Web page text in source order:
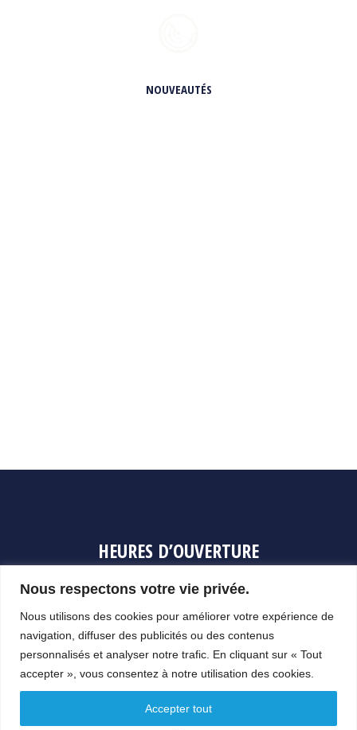
Nous respectons votre vie privée.
Nous utilisons des cookies pour améliorer votre expérience de
navigation, diffuser des publicités ou des contenus
personnalisés et analyser notre trafic. En cliquant sur « Tout
accepter », vous consentez à notre utilisation des cookies.
Accepter tout
NOUVEAUTÉS
HEURES D’OUVERTURE
LUNDI : 8h30 à 12h et 13h à 17h30
MARDI : 8h30 à 12h et 13h à 17h30
MERCREDI : 8h30 à 12h et 13h à 17h30
JEUDI : 8h30 à 12h et 13h à 17h30
VENDREDI : 8h30 à 12h et 13h à 17h30
SAMEDI ET DIMANCHE FERMÉ